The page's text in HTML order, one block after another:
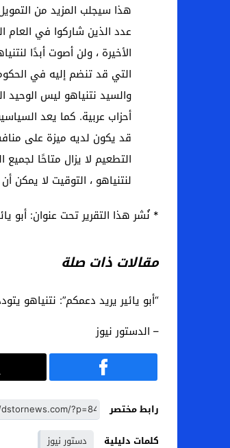
هذا سيجلب المزيد من
عدد الذين شاركوا في
الأخيرة ، ولن أصوت أبدًا
التي قد تنضم إليه في
والسيد نتنياهو ليس الوحيد
أحزاب عربية. كما يعد
قد يكون لديه ميزة على
التطعيم لا يزال متاحًا
لنتنياهو ، التوقيت لا يمكن
* نُشر هذا التقرير تحت عنوان: أبو
مقالات ذات صلة
“أبو يائير يريد دعمكم”: نتنياهو
– الدستور نيوز
رابط مختصر
كلمات دليلية
دستور نيوز